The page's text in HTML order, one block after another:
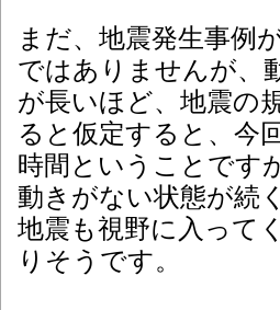
まだ、地震発生事例
ではありませんが、
が長いほど、地震の
ると仮定すると、今
時間ということです
動きがない状態が続
地震も視野に入って
りそうです。